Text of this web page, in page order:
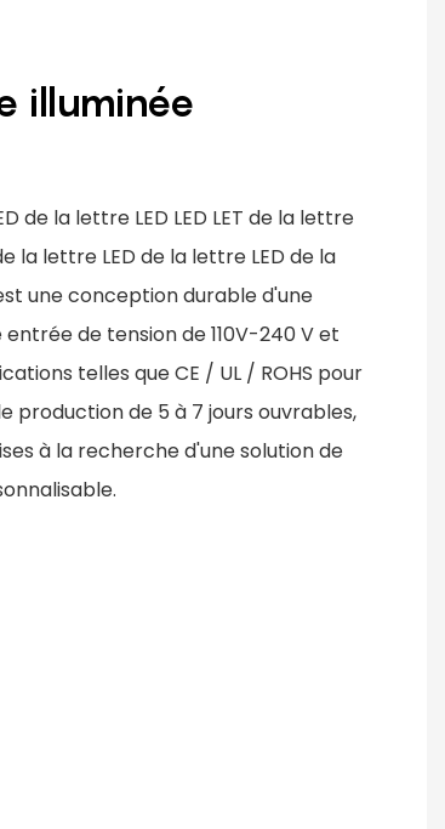
illuminée
de la lettre LED LED LET de la lettre
la lettre LED de la lettre LED de la
une conception durable d'une
de tension de 110V-240 V et
telles que CE / UL / ROHS pour
production de 5 à 7 jours ouvrables,
à la recherche d'une solution de